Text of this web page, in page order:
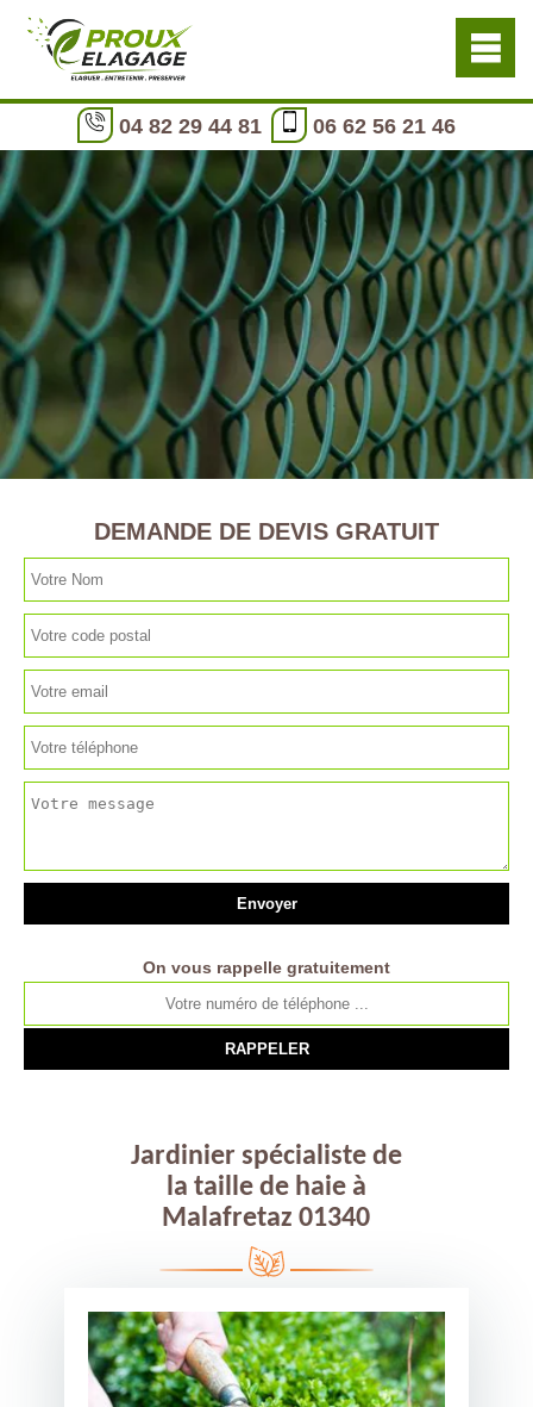
04 82 29 44 81 06 62 56 21 46
DEMANDE DE DEVIS GRATUIT
On vous rappelle gratuitement
Jardinier spécialiste de
la taille de haie à
Malafretaz 01340